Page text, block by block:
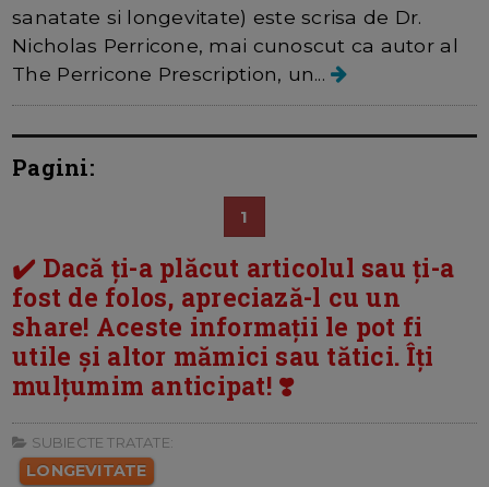
sanatate si longevitate) este scrisa de Dr.
Nicholas Perricone, mai cunoscut ca autor al
The Perricone Prescription, un...
Pagini:
1
✔️ Dacă ți-a plăcut articolul sau ți-a
fost de folos, apreciază-l cu un
share! Aceste informații le pot fi
utile și altor mămici sau tătici. Îți
mulțumim anticipat! ❣️
SUBIECTE TRATATE:
LONGEVITATE